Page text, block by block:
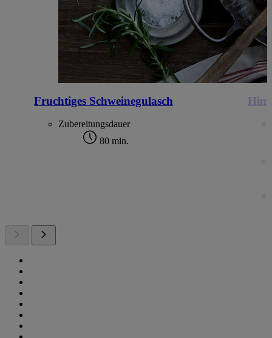
Fruchtiges Schweinegulasch
Zubereitungsdauer
80 min.